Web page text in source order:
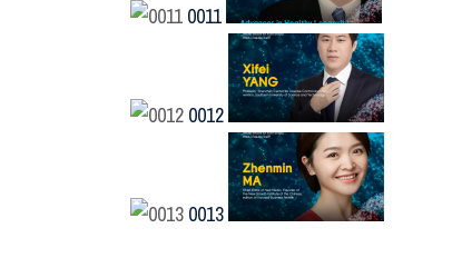
0011
0012
0013